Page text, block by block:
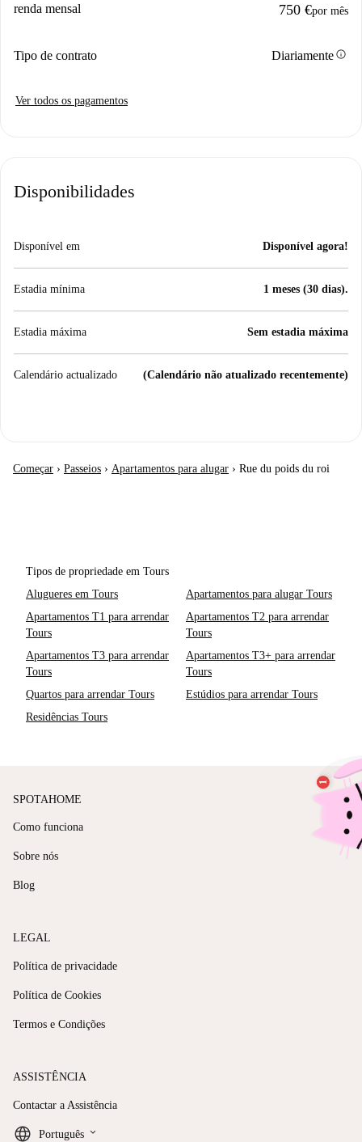
renda mensal 750 €por mês
Tipo de contrato Diariamenteinfo
Ver todos os pagamentos
Disponibilidades
Disponível em Disponível agora!
Estadia mínima 1 meses (30 dias).
Estadia máxima Sem estadia máxima
Calendário actualizado (Calendário não atualizado recentemente)
Começar › Passeios › Apartamentos para alugar › Rue du poids du roi
Tipos de propriedade em Tours
Alugueres em Tours
Apartamentos para alugar Tours
Apartamentos T1 para arrendar
Tours
Apartamentos T2 para arrendar
Tours
Apartamentos T3 para arrendar
Tours
Apartamentos T3+ para arrendar
Tours
Quartos para arrendar Tours
Estúdios para arrendar Tours
Residências Tours
SPOTAHOME
Como funciona
Sobre nós
Blog
LEGAL
Política de privacidade
Política de Cookies
Termos e Condições
ASSISTÊNCIA
Contactar a Assistência
Português keyboard_arrow_down